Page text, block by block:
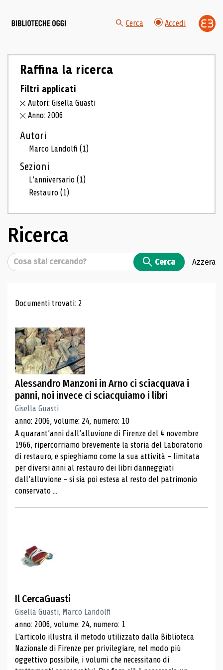
Cerca Accedi
Raffina la ricerca
Filtri applicati
Autori: Gisella Guasti
Anno: 2006
Autori
Marco Landolfi(1)
Sezioni
L’anniversario(1)
Restauro(1)
Ricerca
Cerca Cerca Azzera
Risultati di ricerca
Documenti trovati: 2
Alessandro Manzoni in Arno ci sciacquava i
panni, noi invece ci sciacquiamo i libri
Gisella Guasti
anno: 2006, volume: 24, numero: 10
A quarant’anni dall’alluvione di Firenze del 4 novembre
1966, ripercorriamo brevemente la storia del Laboratorio
di restauro, e spieghiamo come la sua attività – limitata
per diversi anni al restauro dei libri danneggiati
dall’alluvione – si sia poi estesa al resto del patrimonio
conservato ...
Il CercaGuasti
Gisella Guasti, Marco Landolfi
anno: 2006, volume: 24, numero: 1
L'articolo illustra il metodo utilizzato dalla Biblioteca
Nazionale di Firenze per privilegiare, nel modo più
oggettivo possibile, i volumi che necessitano di